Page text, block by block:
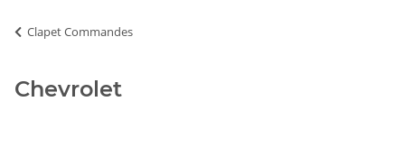
Clapet Commandes
Chevrolet